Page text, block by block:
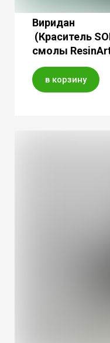
Виридан
(Краситель
смолы
в корзину